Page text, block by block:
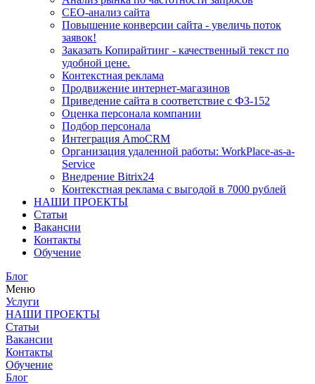
СЕО-анализ сайта
Повышение конверсии сайта - увеличь поток
заявок!
Заказать Копирайтинг - качественный текст по
удобной цене.
Контекстная реклама
Продвижение интернет-магазинов
Приведение сайта в соответствие с ФЗ-152
Оценка персонала компании
Подбор персонала
Интеграция AmoCRM
Организация удаленной работы: WorkPlace-as-a-
Service
Внедрение Bitrix24
Контекстная реклама с выгодой в 7000 рублей
НАШИ ПРОЕКТЫ
Статьи
Вакансии
Контакты
Обучение
Блог
Меню
Услуги
НАШИ ПРОЕКТЫ
Статьи
Вакансии
Контакты
Обучение
Блог